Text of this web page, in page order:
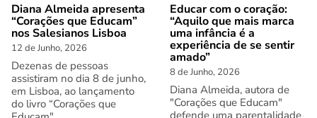
Diana Almeida apresenta
“Corações que Educam”
nos Salesianos Lisboa
12 de Junho, 2026
Dezenas de pessoas
assistiram no dia 8 de junho,
em Lisboa, ao lançamento
do livro “Corações que
Educar com o coração:
“Aquilo que mais marca
uma infância é a
experiência de se sentir
amado”
8 de Junho, 2026
Diana Almeida, autora de
"Corações que Educam"
defende uma parentalidade